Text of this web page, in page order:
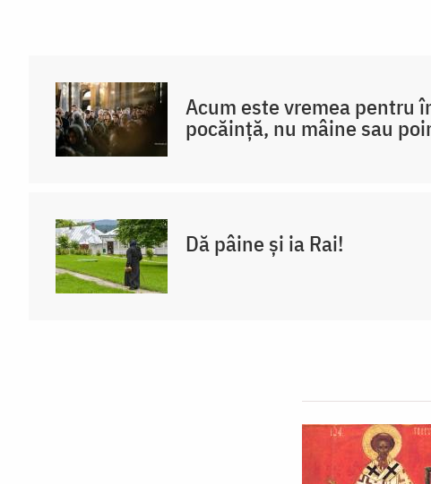
Acum este vremea pentru
pocăință, nu mâine sau
Dă pâine și ia Rai!